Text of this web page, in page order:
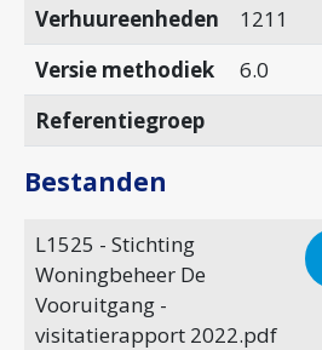
Verhuureenheden
1211
Versie methodiek
6.0
Referentiegroep
Bestanden
L1525 - Stichting
Woningbeheer De
Vooruitgang -
visitatierapport 2022.pdf